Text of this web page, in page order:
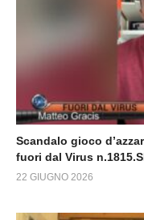
Scandalo gioco
fuori dal Virus
22 GIUGNO 2026